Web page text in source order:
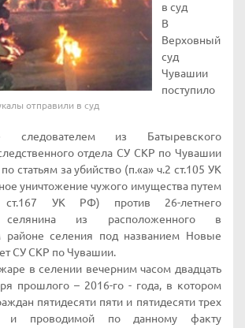
отправили в суд
в суд
В
Верховный
суд
Чувашии
поступило
следователем из Батыревского
отдела СУ СКР по Чувашии
статьям за убийство (п.«а» ч.2 ст.105 УК
уничтожение чужого имущества путем
УК РФ) против 26-летнего
селянина из расположенного в
селения под названием Новые
СУ СКР по Чувашии.
в селении вечерним часом двадцать
прошлого – 2016-го - года, в котором
пятидесяти пяти и пятидесяти трех
и проводимой по данному факту